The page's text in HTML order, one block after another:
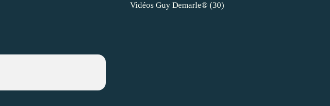
Vidéos Guy Demarle® (30)